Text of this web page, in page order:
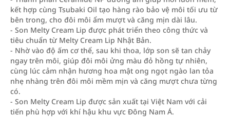
kết hợp cùng Tsubaki Oil tạo hàng rào bảo vệ môi tối ưu từ
bên trong, cho đôi môi ẩm mượt và căng mịn dài lâu.
- Son Melty Cream Lip được phát triển theo công thức và
tiêu chuẩn từ Melty Cream Lip Nhật Bản.
- Nhờ vào độ ấm cơ thể, sau khi thoa, lớp son sẽ tan chảy
ngay trên môi, giúp đôi môi ửng màu đỏ hồng tự nhiên,
cùng lúc cảm nhận hương hoa mật ong ngọt ngào lan tỏa
nhẹ nhàng trên đôi môi mềm mịn và căng mượt chưa từng
có.
- Son Melty Cream Lip được sản xuất tại Việt Nam với cải
tiến phù hợp với khí hậu khu vực Đông Nam Á.